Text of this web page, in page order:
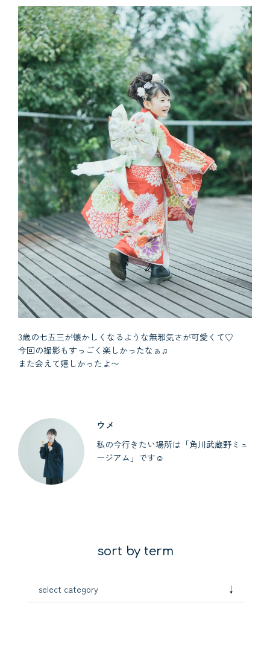
3歳の七五三が懐かしくなるような無邪気さが可愛くて♡
今回の撮影もすっごく楽しかったなぁ♫
また会えて嬉しかったよ〜
ウメ
私の今行きたい場所は「角川武蔵野ミュ
ージアム」です☺︎
sort by term
select category ↓